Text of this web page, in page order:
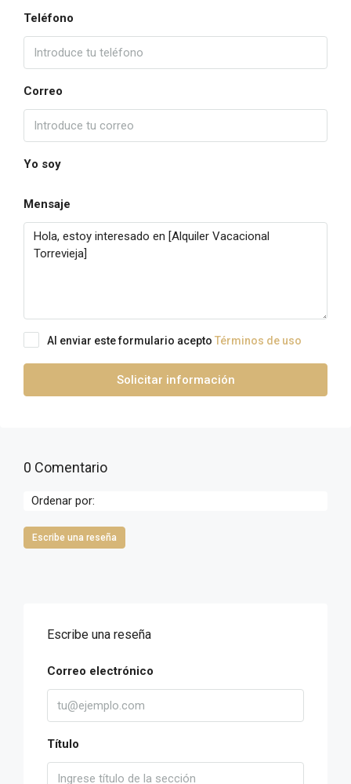
Teléfono
Correo
Yo soy
Mensaje
Al enviar este formulario acepto Términos de uso
Solicitar información
0 Comentario
Ordenar por:
Escribe una reseña
Escribe una reseña
Correo electrónico
Título